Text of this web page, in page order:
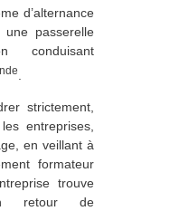
d’alternance
une passerelle
conduisant
nde
strictement,
entreprises,
en veillant à
formateur
trouve
retour de